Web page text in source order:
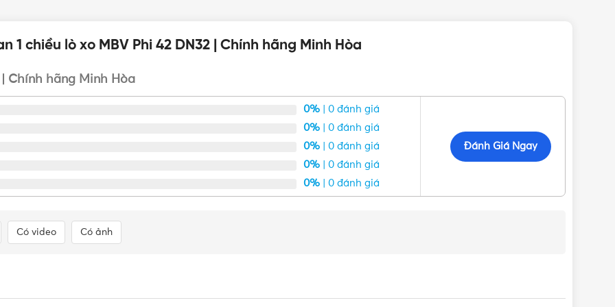
TPHCM
và công nghiệp tại TP.HCM từ các thương hiệu uy tín như Panasonic, Nanoco, MPE, Schneider, Sino Vanlock,
Cam kết sản phẩm chính hãng, mức giá tốt, hỗ trợ giao hàng nhanh ở các tỉnh đáp cùng nhiều chương trình
chiều lò xo MBV Phi 42 DN32 | Chính hãng Minh Hòa
Chính hãng Minh Hòa
0% | 0 đánh giá
0% | 0 đánh giá
0% | 0 đánh giá
0% | 0 đánh giá
0% | 0 đánh giá
Đánh Giá Ngay
Có video Có ảnh